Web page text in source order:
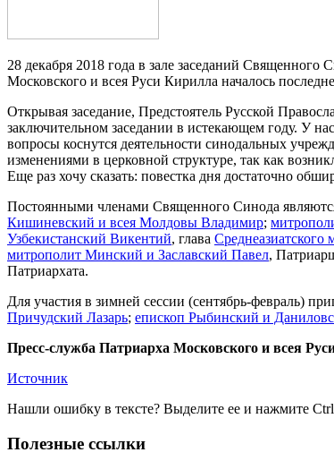
28 декабря 2018 года в зале заседаний
Московского и всея Руси Кирилла началось
Открывая заседание, Предстоятель Русской
заключительном заседании в истекающем году. У
вопросы коснутся деятельности синодальных
изменениями в церковной структуре, так как
Еще раз хочу сказать: повестка дня достаточно
Постоянными членами Священного Синода
Кишиневский и всея Молдовы Владимир;
Узбекистанский Викентий, глава Среднеазиатского
митрополит Минский и Заславский Павел,
Патриархата.
Для участия в зимней сессии (сентябрь-февраль)
Причудский Лазарь; епископ Рыбинский и
Пресс-служба Патриарха Московского и всея
Источник
Нашли ошибку в тексте? Выделите ее и нажмите Ctrl
Полезные ссылки